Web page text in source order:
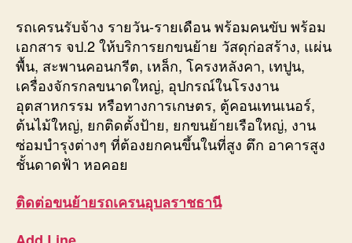
รถเครนรับจ้าง รายวัน-รายเดือน พร้อมคนขับ พร้อม
เอกสาร จป.2 ให้บริการยกขนย้าย วัสดุก่อสร้าง, แผ่น
พื้น, สะพานคอนกรีต, เหล็ก, โครงหลังคา, เทปูน,
เครื่องจักรกลขนาดใหญ่, อุปกรณ์ในโรงงาน
อุตสาหกรรม หรือทางการเกษตร, ตู้คอนเทนเนอร์,
ต้นไม้ใหญ่, ยกติดตั้งป้าย, ยกขนย้ายเรือใหญ่, งาน
ซ่อมบำรุงต่างๆ ที่ต้องยกคนขึ้นในที่สูง ตึก อาคารสูง
ชั้นดาดฟ้า หอคอย
ติดต่อขนย้ายรถเครนอุบลราชธานี